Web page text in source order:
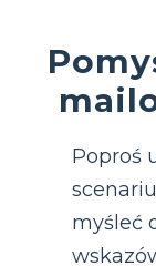
Poproś
myśleć